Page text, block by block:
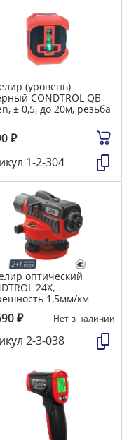
(уровень)
CONDTROL QB
± 0,5, до 20м, резьба
₽
1-2-304
оптический
24X,
1,5мм/км
₽ Нет в наличии
2-3-038